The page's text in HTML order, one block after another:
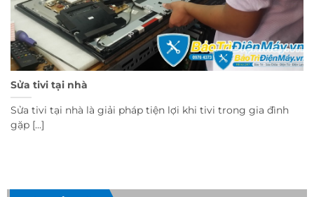
Sửa tivi tại nhà
Sửa tivi tại nhà là giải pháp tiện lợi khi tivi trong gia đình
gặp [...]